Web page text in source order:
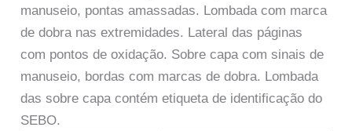
manuseio, pontas amassadas. Lombada com marca
de dobra nas extremidades. Lateral das páginas
com pontos de oxidação. Sobre capa com sinais de
manuseio, bordas com marcas de dobra. Lombada
das sobre capa contém etiqueta de identificação do
SEBO.